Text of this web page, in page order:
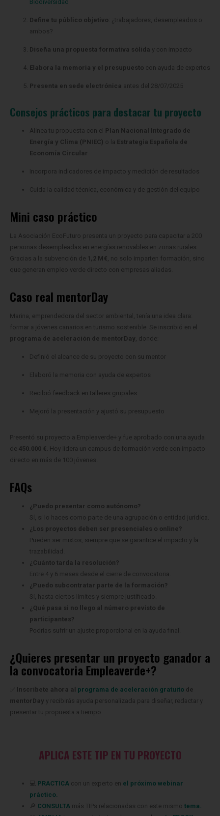
Biodiversidad
Define tu público objetivo : ¿trabajadores, desempleados o
ambos?
Diseña una propuesta formativa sólida y con impacto
Elabora la memoria y el presupuesto con ayuda de expertos
Presenta en sede electrónica antes del 28/07/2025
Consejos prácticos para destacar tu proyecto
Alinea tu propuesta con el Plan Nacional Integrado de
Energía y Clima (PNIEC) o la Estrategia Española de
Economía Circular
Incorpora indicadores de impacto y medición de resultados
Cuida la calidad técnica, económica y de gestión del equipo
Mini caso práctico
La Asociación EcoFuturo presenta un proyecto para capacitar a 200
personas desempleadas en energías renovables en zonas rurales.
Gracias a la subvención de 1,2 M€ , no solo imparten formación, sino
que generan empleo verde directo con empresas aliadas.
Caso real mentorDay
Marina, emprendedora del sector ambiental, tenía una idea clara:
formar a jóvenes canarios en turismo sostenible. Se inscribió en el
programa de aceleración de mentorDay , donde:
Definió el alcance de su proyecto con su mentor
Elaboró la memoria con ayuda de expertos
Recibió feedback en talleres grupales
Mejoró la presentación y ajustó su presupuesto
Presentó su proyecto a Empleaverde+ y fue aprobado con una ayuda
de 450.000 € . Hoy lidera un campus de formación verde con impacto
directo en más de 100 jóvenes.
FAQs
¿Puedo presentar como autónomo?
Sí, si lo haces como parte de una agrupación o entidad jurídica.
¿Los proyectos deben ser presenciales o online?
Pueden ser mixtos, siempre que se garantice el impacto y la
trazabilidad.
¿Cuánto tarda la resolución?
Entre 4 y 6 meses desde el cierre de convocatoria.
¿Puedo subcontratar parte de la formación?
Sí, hasta ciertos límites y siempre justificado.
¿Qué pasa si no llego al número previsto de
participantes?
Podrías sufrir un ajuste proporcional en la ayuda final.
¿Quieres presentar un proyecto ganador a
la convocatoria Empleaverde+?
Inscríbete ahora al programa de aceleración gratuito de
mentorDay y recibirás ayuda personalizada para diseñar, redactar y
presentar tu propuesta a tiempo.
APLICA ESTE TIP EN TU PROYECTO
💻 PRACTICA con un experto en el próximo webinar
práctico.
🔎 CONSULTA más TIPs relacionadas con este mismo tema.